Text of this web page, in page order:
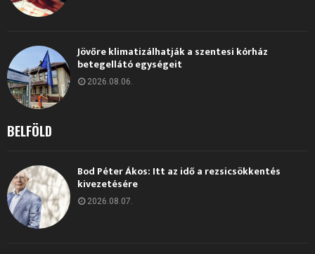
Jövőre klimatizálhatják a szentesi kórház
betegellátó egységeit
2026.08.06.
BELFÖLD
Bod Péter Ákos: Itt az idő a rezsicsökkentés
kivezetésére
2026.08.07.